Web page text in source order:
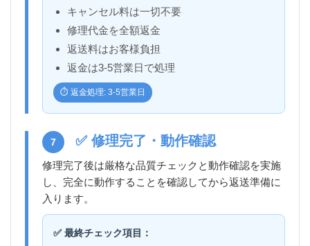
キャンセル料は一切不要
修理代金を全額返金
返送料はお客様負担
返金は3-5営業日で処理
⏱️ 返金処理: 3-5営業日
7 ✅ 修理完了・動作確認
修理完了後は厳格な品質チェックと動作確認を実施
し、完全に動作することを確認してから返送準備に
入ります。
✅ 最終チェック項目：